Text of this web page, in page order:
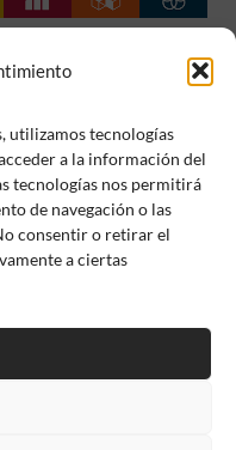
utilizamos tecnologías
a la información del
tecnologías nos permitirá
de navegación o las
consentir o retirar el
a ciertas